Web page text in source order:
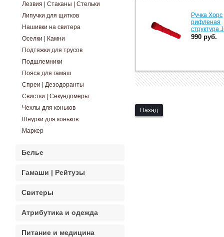
Ручка Хорс
рифленая
структура
990 руб.
Назад
Лезвия | Стаканы | Стельки
Липучки для щитков
Нашивки на свитера
Оселки | Камни
Подтяжки для трусов
Подшлемники
Пояса для гамаш
Спреи | Дезодоранты
Свистки | Секундомеры
Чехлы для коньков
Шнурки для коньков
Маркер
Белье
Гамаши | Рейтузы
Свитеры
Атрибутика и одежда
Питание и медицина